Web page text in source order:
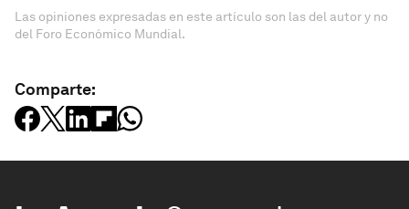
Las opiniones expresadas en este artículo son las del autor y no
del Foro Económico Mundial.
Comparte: